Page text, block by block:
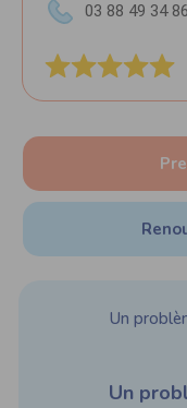
03 88 49 34 86
Un
Un